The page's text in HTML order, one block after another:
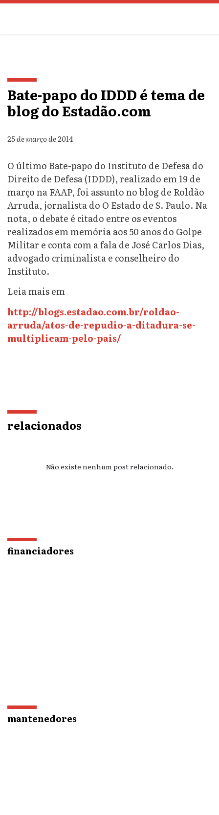
Bate-papo do IDDD é tema de
blog do Estadão.com
25 de março de 2014
O último Bate-papo do Instituto de Defesa do
Direito de Defesa (IDDD), realizado em 19 de
março na FAAP, foi assunto no blog de Roldão
Arruda, jornalista do O Estado de S. Paulo. Na
nota, o debate é citado entre os eventos
realizados em memória aos 50 anos do Golpe
Militar e conta com a fala de José Carlos Dias,
advogado criminalista e conselheiro do
Instituto.
Leia mais em
http://blogs.estadao.com.br/roldao-
arruda/atos-de-repudio-a-ditadura-se-
multiplicam-pelo-pais/
relacionados
Não existe nenhum post relacionado.
financiadores
mantenedores